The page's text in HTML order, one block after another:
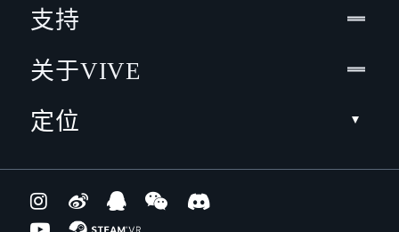
支持
关于VIVE
定位